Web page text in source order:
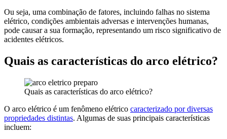
Ou seja, uma combinação de fatores, incluindo falhas no sistema
elétrico, condições ambientais adversas e intervenções humanas,
pode causar a sua formação, representando um risco significativo de
acidentes elétricos.
Quais as características do arco elétrico?
Quais as características do arco elétrico?
O arco elétrico é um fenômeno elétrico caracterizado por diversas
propriedades distintas. Algumas de suas principais características
incluem: